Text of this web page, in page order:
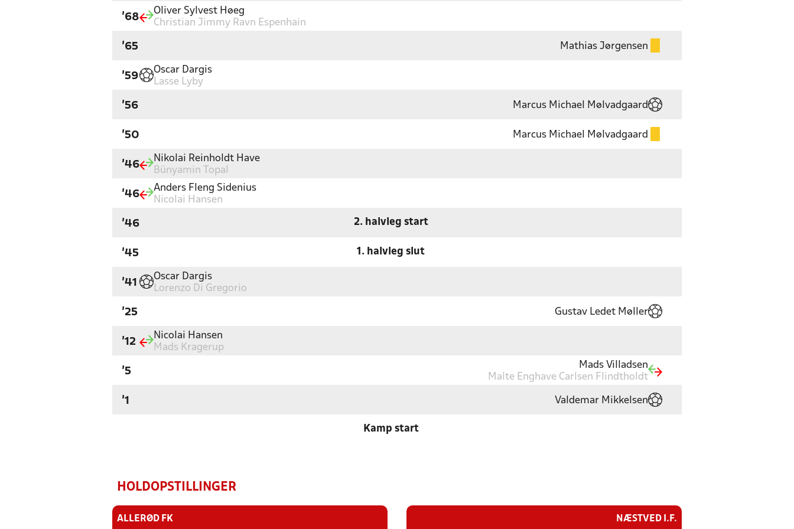
'68
Oliver Sylvest Høeg
Christian Jimmy Ravn Espenhain
'65 Mathias Jørgensen
'59
Oscar Dargis
Lasse Lyby
'56 Marcus Michael Mølvadgaard
'50 Marcus Michael Mølvadgaard
'46
Nikolai Reinholdt Have
Bünyamin Topal
'46
Anders Fleng Sidenius
Nicolai Hansen
'46 2. halvleg start
'45 1. halvleg slut
'41
Oscar Dargis
Lorenzo Di Gregorio
'25 Gustav Ledet Møller
'12
Nicolai Hansen
Mads Kragerup
'5
Mads Villadsen
Malte Enghave Carlsen Flindtholdt
'1 Valdemar Mikkelsen
Kamp start
HOLDOPSTILLINGER
ALLERØD FK NÆSTVED I.F.